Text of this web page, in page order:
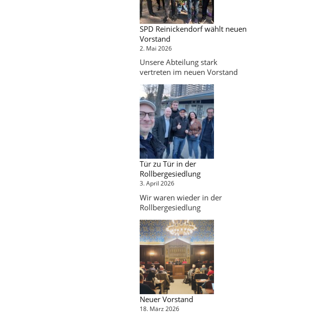
SPD Reinickendorf wählt neuen
Vorstand
2. Mai 2026
Unsere Abteilung stark
vertreten im neuen Vorstand
Tür zu Tür in der
Rollbergesiedlung
3. April 2026
Wir waren wieder in der
Rollbergesiedlung
Neuer Vorstand
18. März 2026